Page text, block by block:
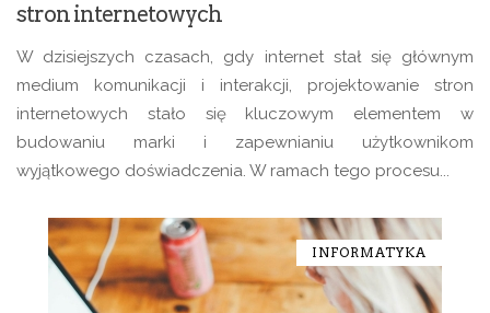
stron internetowych
W dzisiejszych czasach, gdy internet stał się głównym
medium komunikacji i interakcji, projektowanie stron
internetowych stało się kluczowym elementem w
budowaniu marki i zapewnianiu użytkownikom
wyjątkowego doświadczenia. W ramach tego procesu...
INFORMATYKA